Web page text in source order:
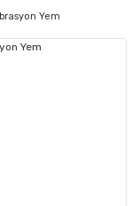
Yem